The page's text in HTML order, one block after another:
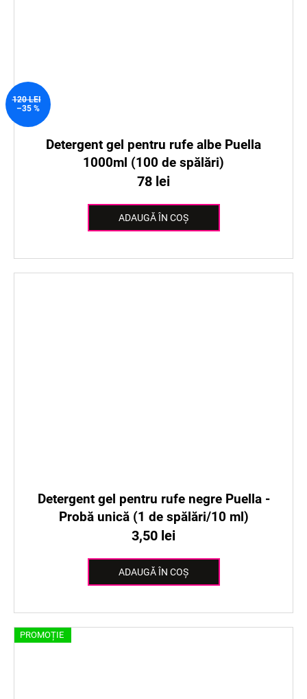
120 LEI
–35 %
Detergent gel pentru rufe albe Puella
1000ml (100 de spălări)
78 lei
ADAUGĂ ÎN COŞ
Detergent gel pentru rufe negre Puella -
Probă unică (1 de spălări/10 ml)
3,50 lei
ADAUGĂ ÎN COŞ
PROMOȚIE